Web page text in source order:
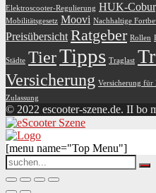
Elektroscooter-Regulierung HUK-
Mobilitätsgesetz Moovi Nachhaltige
Preisübersicht Ratgeber Rollen
Städte TierTipps Traglast
Versicherung Versicherung für
Zulassung
© 2022 escooter-szene.de. II bo
[menu name="Top Menu"]